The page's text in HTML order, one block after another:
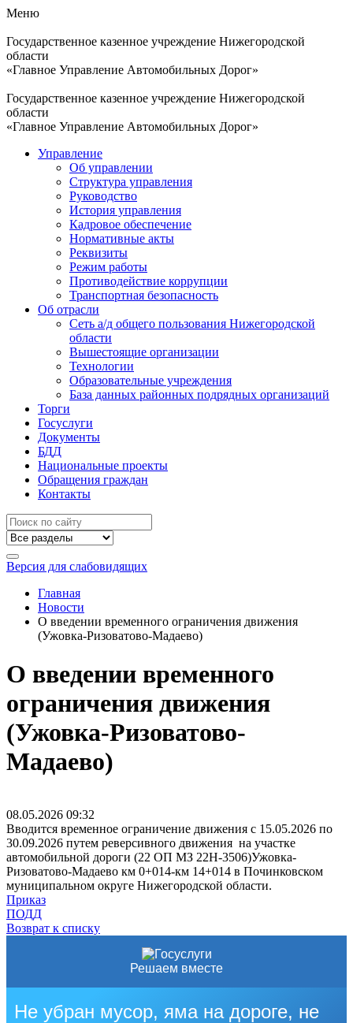
Меню
Государственное казенное учреждение Нижегородской
области
«Главное Управление Автомобильных Дорог»
Государственное казенное учреждение Нижегородской
области
«Главное Управление Автомобильных Дорог»
Управление
Об управлении
Структура управления
Руководство
История управления
Кадровое обеспечение
Нормативные акты
Реквизиты
Режим работы
Противодействие коррупции
Транспортная безопасность
Об отрасли
Сеть а/д общего пользования Нижегородской
области
Вышестоящие организации
Технологии
Образовательные учреждения
База данных районных подрядных организаций
Торги
Госуслуги
Документы
БДД
Национальные проекты
Обращения граждан
Контакты
Версия для слабовидящих
Главная
Новости
О введении временного ограничения движения
(Ужовка-Ризоватово-Мадаево)
О введении временного
ограничения движения
(Ужовка-Ризоватово-
Мадаево)
08.05.2026 09:32
Вводится временное ограничение движения с 15.05.2026 по
30.09.2026 путем реверсивного движения на участке
автомобильной дороги (22 ОП МЗ 22Н-3506)Ужовка-
Ризоватово-Мадаево км 0+014-км 14+014 в Починковском
муниципальном округе Нижегородской области.
Приказ
ПОДД
Возврат к списку
Решаем вместе
Не убран мусор, яма на дороге, не